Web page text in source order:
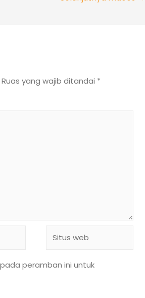
Ruas yang wajib ditandai *
web
peramban ini untuk